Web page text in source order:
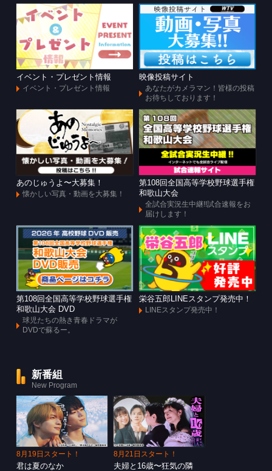
イベント・プレゼント情報
イベント・プレゼント情報
映像投稿サイト
あなたがカメラマン！皆様の投稿
お待ちしております！
あのじゅうよ〜大募集！
懐かしい写真・動画を大募集！
第108回全国高等学校野球選手権
和歌山大会
全試合実況生中継!!試合速報をお
届けします！
第108回全国高等学校野球選手権
和歌山大会 DVD
球児たちの熱き青春ドラマが
DVDで蘇るー。
栄谷五郎LINEスタンプ発売中！
LINEスタンプ発売中！
新番組
New Program
8月19日スタート！
君は夏のなか
8月21日スタート！
夫婦と16歳〜狂気の隣